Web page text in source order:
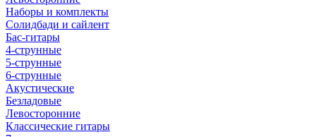
Наборы и комплекты
Солидбади и сайлент
Бас-гитары
4-струнные
5-струнные
6-струнные
Акустические
Безладовые
Левосторонние
Классические гитары